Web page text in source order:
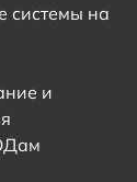
системы на
и